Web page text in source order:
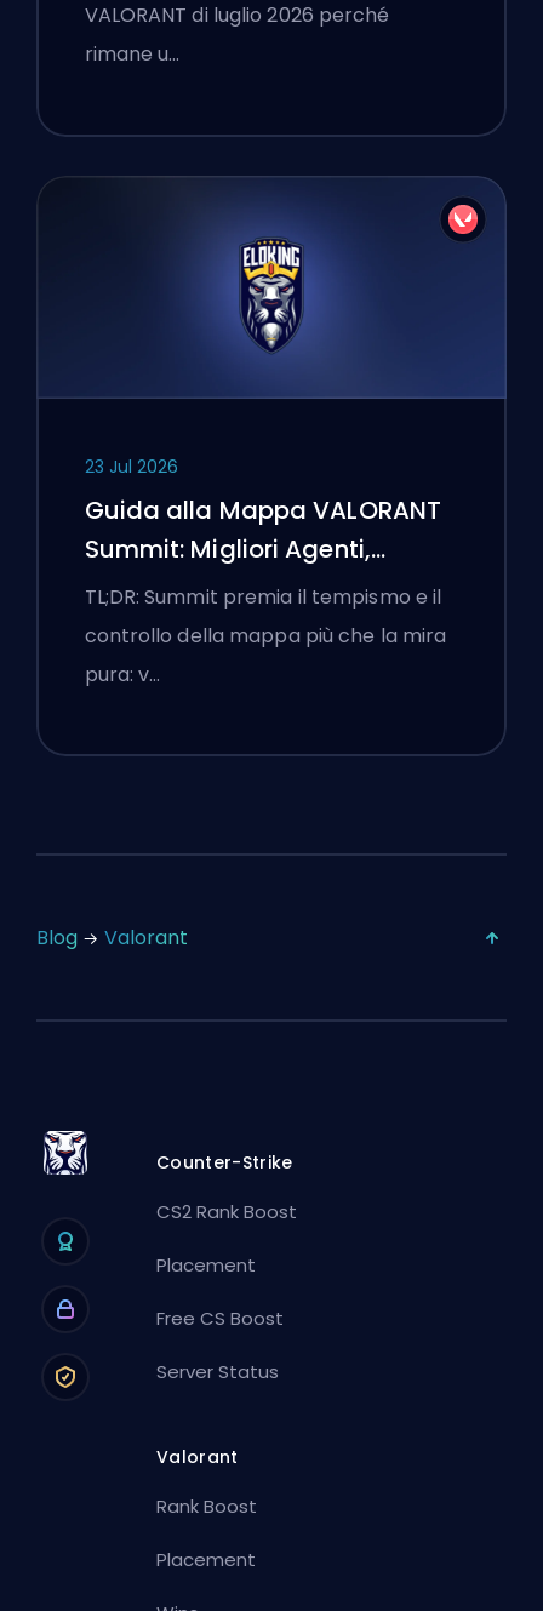
VALORANT di luglio 2026 perché
rimane u…
23 Jul 2026
Guida alla Mappa VALORANT
Summit: Migliori Agenti,
Chiamate e Fumogeni
TL;DR: Summit premia il tempismo e il
controllo della mappa più che la mira
pura: v…
Blog Valorant
Counter-Strike
CS2 Rank Boost
Placement
Free CS Boost
Server Status
Valorant
Rank Boost
Placement